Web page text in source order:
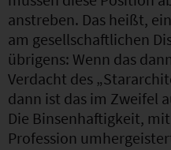
anstreben. Das heißt,
am gesellschaftlichen
übrigens: Wenn das
Verdacht des
dann ist das im Zweifel
Die Binsenhaftigkeit,
Profession